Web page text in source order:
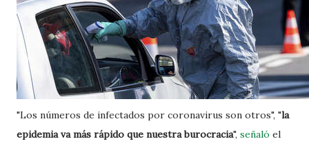
"Los números de infectados por coronavirus son otros", "la
epidemia va más rápido que nuestra burocracia", señaló el